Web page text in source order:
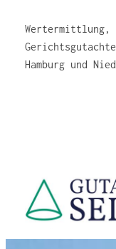
Wertermittlung,
Hamburg und